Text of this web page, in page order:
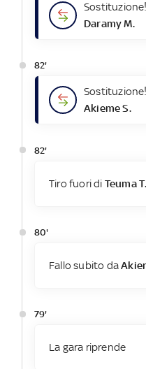
Sostituzione!
Daramy M.
82'
Sostituzione!
Akieme S.
82'
Tiro fuori di Teuma T.
80'
Fallo subito da
79'
La gara riprende